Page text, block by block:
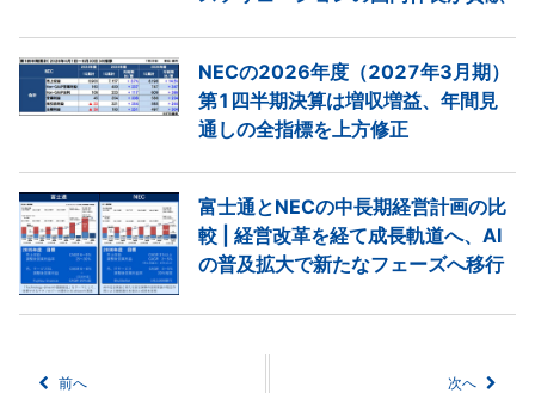
NECの2026年度（2027年3月期）
第1四半期決算は増収増益、年間見
通しの全指標を上方修正
富士通とNECの中長期経営計画の比
較 | 経営改革を経て成長軌道へ、AI
の普及拡大で新たなフェーズへ移行
前へ 次へ